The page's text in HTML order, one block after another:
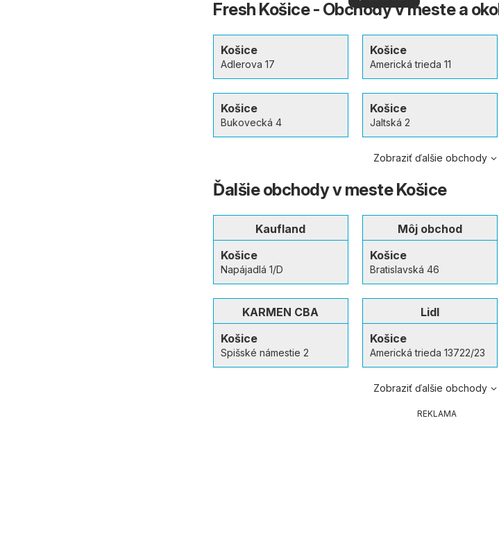
viac
Fresh Košice - Obchody v meste a
Košice
Adlerova 17
Košice
Americká trieda 11
Košice
Bukovecká 4
Košice
Jaltská 2
Zobraziť ďalšie obchody
Ďalšie obchody v meste Košice
Kaufland
Košice
Napájadlá 1/D
Môj obchod
Košice
Bratislavská 46
KARMEN CBA
Košice
Spišské námestie 2
Lidl
Košice
Americká trieda 13722/23
Zobraziť ďalšie obchody
REKLAMA